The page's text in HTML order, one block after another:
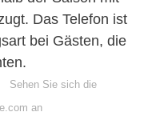
Das Telefon ist
bei Gästen, die
Sehen Sie sich die
an